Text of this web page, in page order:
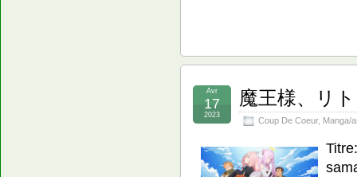
魔王様、リ
Coup De Coeur, Manga/
Avr
17
2023